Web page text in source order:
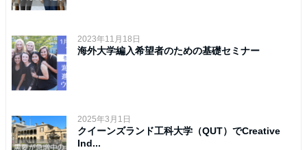
2023年11月18日
海外大学編入希望者のための基礎セミナー
2025年3月1日
クイーンズランド工科大学（QUT）でCreative
Ind...